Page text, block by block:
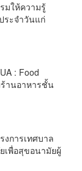
มให้ความรู้
ระจำวันแก่
: Food
ร้านอาหารชั้น
AQUA ชู
งการเทศบาล
เพื่อสุขอนามัยผู้